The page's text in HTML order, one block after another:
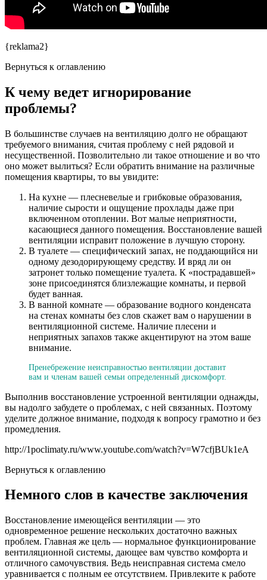
{reklama2}
Вернуться к оглавлению
К чему ведет игнорирование
проблемы?
В большинстве случаев на вентиляцию долго не обращают
требуемого внимания, считая проблему с ней рядовой и
несущественной. Позволительно ли такое отношение и во что
оно может вылиться? Если обратить внимание на различные
помещения квартиры, то вы увидите:
На кухне — плесневелые и грибковые образования,
наличие сырости и ощущение прохлады даже при
включенном отоплении. Вот малые неприятности,
касающиеся данного помещения. Восстановление вашей
вентиляции исправит положение в лучшую сторону.
В туалете — специфический запах, не поддающийся ни
одному дезодорирующему средству. И вряд ли он
затронет только помещение туалета. К «пострадавшей»
зоне присоединятся близлежащие комнаты, и первой
будет ванная.
В ванной комнате — образование водного конденсата
на стенах комнаты без слов скажет вам о нарушении в
вентиляционной системе. Наличие плесени и
неприятных запахов также акцентируют на этом ваше
внимание.
Пренебрежение неисправностью вентиляции доставит
вам и членам вашей семьи определенный дискомфорт.
Выполнив восстановление устроенной вентиляции однажды,
вы надолго забудете о проблемах, с ней связанных. Поэтому
уделите должное внимание, подходя к вопросу грамотно и без
промедления.
http://1poclimaty.ru/www.youtube.com/watch?v=W7cfjBUk1eA
Вернуться к оглавлению
Немного слов в качестве заключения
Восстановление имеющейся вентиляции — это
одновременное решение нескольких достаточно важных
проблем. Главная же цель — нормальное функционирование
вентиляционной системы, дающее вам чувство комфорта и
отличного самочувствия. Ведь неисправная система смело
уравнивается с полным ее отсутствием. Привлеките к работе